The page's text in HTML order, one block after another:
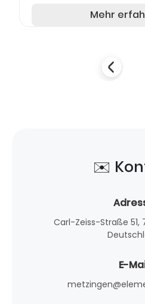
Wohn-, Schlaf- und
Mehr
✉️
Carl-Zeiss-Straße 51,
E-